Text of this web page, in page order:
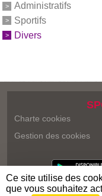
Administratifs
Sportifs
Divers
Charte cookies
Gestion des cookies
Ce site utilise des
que vous souhaitez